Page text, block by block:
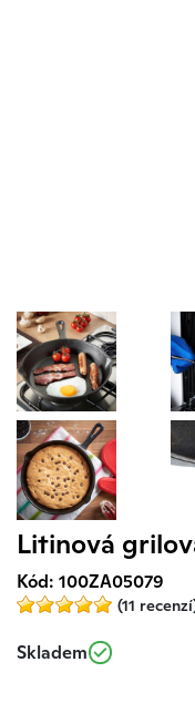
Litinová
Kód: 100ZA05079
(11
Skladem